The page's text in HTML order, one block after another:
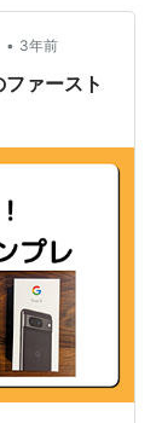
Googleの発
少し小さく
• 3年前
ァースト